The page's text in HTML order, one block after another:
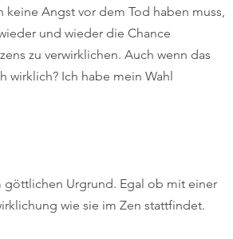
Angst vor dem Tod haben muss,
und wieder die Chance
zu verwirklichen. Auch wenn das
wirklich? Ich habe mein Wahl
göttlichen Urgrund. Egal ob mit einer
wie sie im Zen stattfindet.